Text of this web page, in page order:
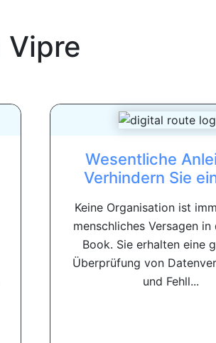
Vipre
Wesentliche
Verhindern Sie
Keine Organisation ist
menschliches Versagen in
Book. Sie erhalten eine
Überprüfung von
und Fehll...